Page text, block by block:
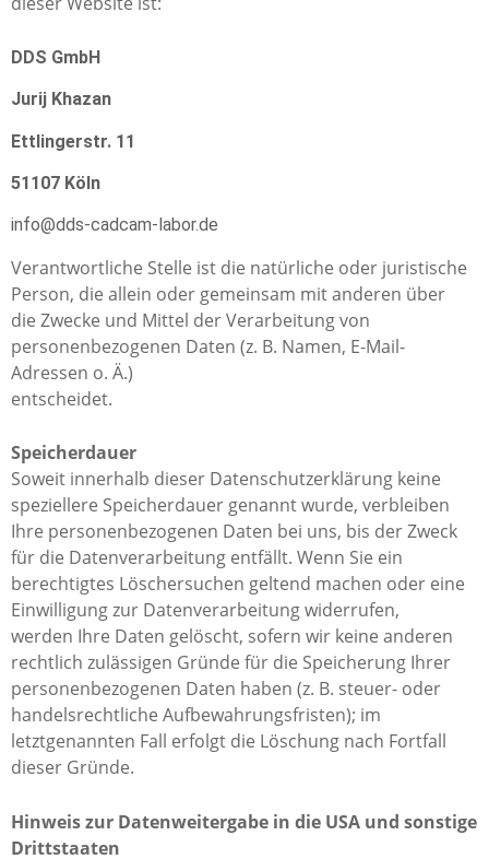
DDS GmbH
Jurij Khazan
Ettlingerstr. 11
51107 Köln
info@dds-cadcam-labor.de
Verantwortliche Stelle ist die natürliche oder juristische
Person, die allein oder gemeinsam mit anderen über
die Zwecke und Mittel der Verarbeitung von
personenbezogenen Daten (z. B. Namen, E-Mail-
Adressen o. Ä.)
entscheidet.
Speicherdauer
Soweit innerhalb dieser Datenschutzerklärung keine
speziellere Speicherdauer genannt wurde, verbleiben
Ihre personenbezogenen Daten bei uns, bis der Zweck
für die Datenverarbeitung entfällt. Wenn Sie ein
berechtigtes Löschersuchen geltend machen oder eine
Einwilligung zur Datenverarbeitung widerrufen,
werden Ihre Daten gelöscht, sofern wir keine anderen
rechtlich zulässigen Gründe für die Speicherung Ihrer
personenbezogenen Daten haben (z. B. steuer- oder
handelsrechtliche Aufbewahrungsfristen); im
letztgenannten Fall erfolgt die Löschung nach Fortfall
dieser Gründe.
Hinweis zur Datenweitergabe in die USA und sonstige
Drittstaaten